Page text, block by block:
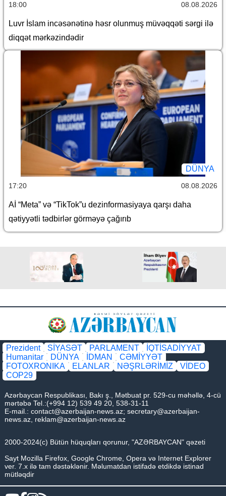
18:00 08.08.2026
Luvr İslam incəsənətinə həsr olunmuş müvəqqəti sərgi ilə
diqqət mərkəzindədir
DÜNYA
17:20 08.08.2026
Aİ “Meta” və “TikTok”u dezinformasiyaya qarşı daha
qətiyyətli tədbirlər görməyə çağırıb
Prezident SİYASƏT PARLAMENT
İQTİSADİYYAT
Humanitar
DÜNYA İDMAN
CƏMİYYƏT
FOTOXRONIKA
ELANLAR NƏŞRLƏRİMİZ
VİDEO
COP29
Azərbaycan Respublikası, Bakı ş., Mətbuat pr. 529-cu məhəllə, 4-cü
mərtəbə Tel.:(+994 12) 539 49 20, 538-31-11
E-mail.: contact@azerbaijan-news.az; secretary@azerbaijan-
news.az, reklam@azerbaijan-news.az
2000-2024(c) Bütün hüquqları qorunur, "AZƏRBAYCAN" qəzeti
Sayt Mozilla Firefox, Google Chrome, Opera və Internet Explorer
ver. 7.x ilə tam dəstəklənir. Məlumatdan istifadə etdikdə istinad
mütləqdir